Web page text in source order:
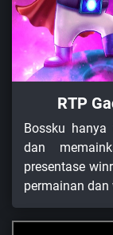
RTP
Bossku
dan
presentase
permainan